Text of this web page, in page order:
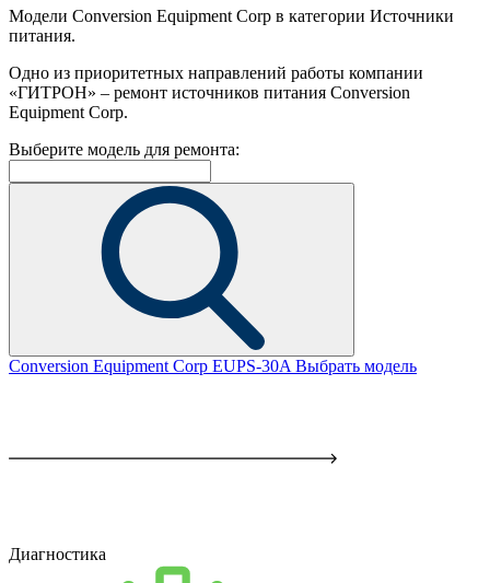
Модели Conversion Equipment Corp в категории Источники
питания.
Одно из приоритетных направлений работы компании
«ГИТРОН» – ремонт источников питания Conversion
Equipment Corp.
Выберите модель для ремонта:
Conversion Equipment Corp EUPS-30A Выбрать модель
Диагностика